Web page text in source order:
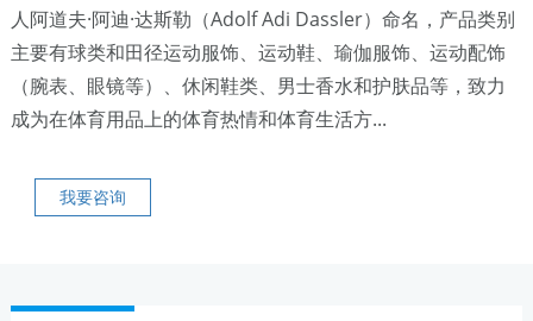
人阿道夫·阿迪·达斯勒（Adolf Adi Dassler）命名，产品类别
主要有球类和田径运动服饰、运动鞋、瑜伽服饰、运动配饰
（腕表、眼镜等）、休闲鞋类、男士香水和护肤品等，致力
成为在体育用品上的体育热情和体育生活方...
我要咨询